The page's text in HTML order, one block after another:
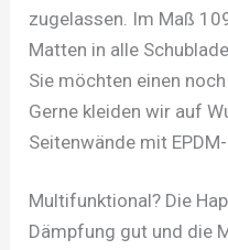
zugelassen. Im Maß
Matten in alle
Sie möchten einen
Gerne kleiden wir auf
Seitenwände mit
Multifunktional? Die
Dämpfung gut und die